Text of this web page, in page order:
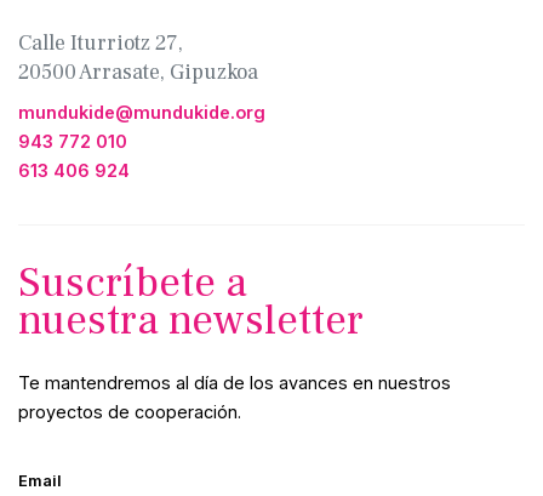
Calle Iturriotz 27,
20500 Arrasate, Gipuzkoa
mundukide@mundukide.org
943 772 010
613 406 924
Suscríbete a
nuestra newsletter
Te mantendremos al día de los avances en nuestros
proyectos de cooperación.
Email